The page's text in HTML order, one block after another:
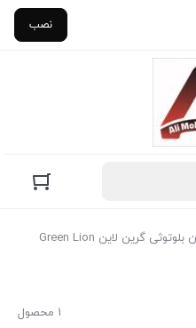
نصب
/ محصولات برچسب خورده “هدفون بلوتوثی گرین لاین Green Lion
1 محصول